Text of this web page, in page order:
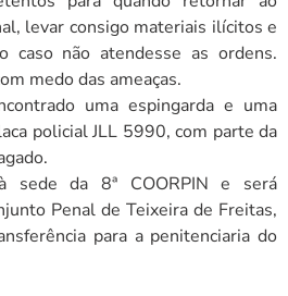
levar consigo materiais ilícitos e
caso não atendesse as ordens.
medo das ameaças.
uma espingarda e uma
policial JLL 5990, com parte da
sede da 8ª COORPIN e será
Penal de Teixeira de Freitas,
para a penitenciaria do